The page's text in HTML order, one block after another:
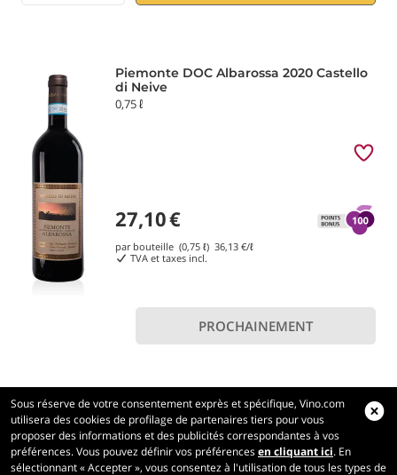
Piemonte DOC Albarossa 2020 Castello
di Neive
0,75 ℓ
27,10€
par bouteille (0,75 ℓ) 36,13 €/ℓ
TVA et taxes incl.
PROCHAINEMENT
Sous réserve de votre consentement exprès et spécifique, Vino.com
utilisera des cookies de profilage de partenaires tiers pour vous
proposer des informations et des publicités correspondantes à vos
préférences. Vous pouvez définir vos préférencesen cliquant ici. En
sélectionnant « Accepter », vous consentez à l'utilisation de tous les types de
Vino.com